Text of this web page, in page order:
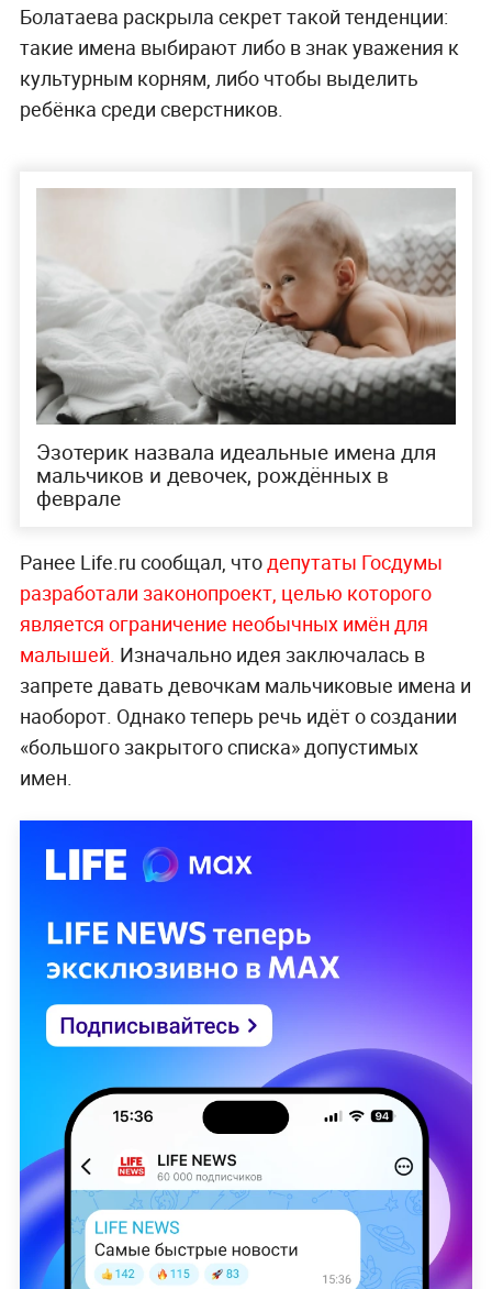
Болатаева раскрыла секрет такой тенденции:
такие имена выбирают либо в знак уважения к
культурным корням, либо чтобы выделить
ребёнка среди сверстников.
Эзотерик назвала идеальные имена для
мальчиков и девочек, рождённых в
феврале
Ранее Life.ru сообщал, чтодепутаты Госдумы
разработали законопроект, целью которого
является ограничение необычных имён для
малышей. Изначально идея заключалась в
запрете давать девочкам мальчиковые имена и
наоборот. Однако теперь речь идёт о создании
«большого закрытого списка» допустимых
имен.